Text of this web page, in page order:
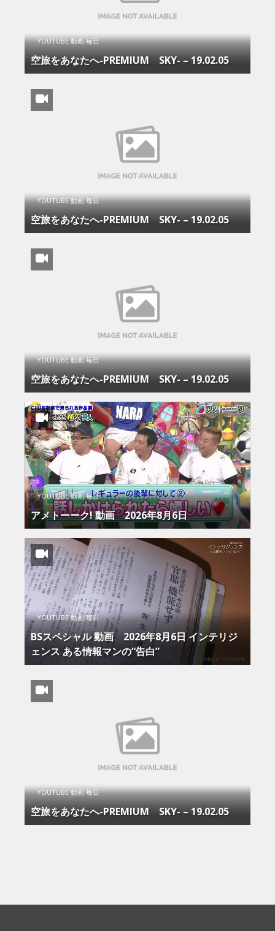
YOUTUBE 動画 毎日
空旅をあなたへ-PREMIUM SKY- – 19.02.05
YOUTUBE 動画 毎日
空旅をあなたへ-PREMIUM SKY- – 19.02.05
YOUTUBE 動画 毎日
空旅をあなたへ-PREMIUM SKY- – 19.02.05
YOUTUBE 動画 毎日
アメトーーク! 動画 2026年8月6日
YOUTUBE 動画 毎日
BSスペシャル 動画 2026年8月6日 インテリジ
ェンス ある情報マンの“告白”
YOUTUBE 動画 毎日
空旅をあなたへ-PREMIUM SKY- – 19.02.05